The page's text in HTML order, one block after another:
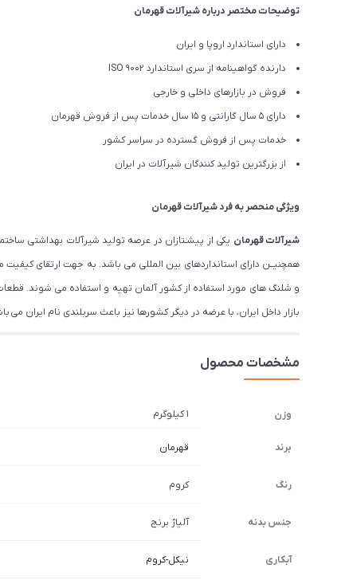
توضیحات مختصر درباره شیرآلات قهرمان
دارای استاندارد اروپا و ایران
دارنده گواهینامه از سری استاندارد ISO 9002
فروش در بازارهای داخلی و خارجی
دارای 5 سال گارانتی و 15 سال خدمات پس از فروش قهرمان
خدمات پس از فروش گسترده در سراسر کشور
از بزرگترین تولید کنندگان شیرآلات در ایران
ویژگی منحصر به فرد شیرآلات قهرمان
شیرآلات قهرمان یکی از پیشـتازان در عرصه تولید شیرآلات بهداشتی
و شلنگ های مورد استفاده از کشور آلمان تهیه و استفاده می شوند. قطعات
بازار داخل ایران، با عرضه در دیگر کشورها نیز باعث سربلندی نام ایران می
مشخصات محصول
وزن 1 کیلوگرم
برند قهرمان
رنگ کروم
جنس بدنه آلیاژ برنج
آبکاری نیکل-کروم